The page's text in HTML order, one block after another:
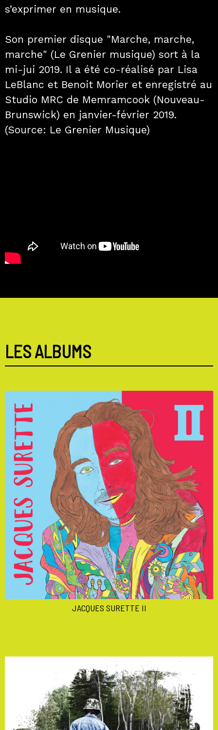
s’exprimer en musique.
Son premier disque "Marche, marche,
marche" (Le Grenier musique) sort à la
mi-jui 2019. Il a été co-réalisé par Lisa
LeBlanc et Benoit Morier et enregistré au
Studio MRC de Memramcook (Nouveau-
Brunswick) en janvier-février 2019.
(Source: Le Grenier Musique)
LES ALBUMS
JACQUES SURETTE II